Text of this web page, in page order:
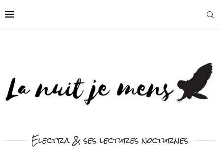
Electra & ses lectures nocturnes